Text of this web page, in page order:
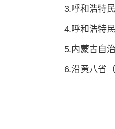
3.呼和浩特民
4.呼和浩特民
5.内蒙古自治
6.沿黄八省（